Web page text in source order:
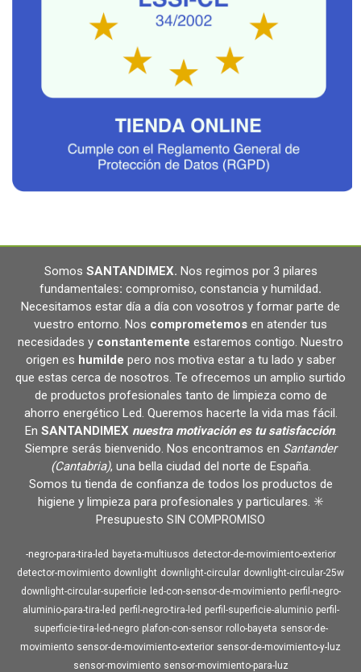
Somos SANTANDIMEX. Nos regimos por 3 pilares
fundamentales: compromiso, constancia y humildad.
Necesitamos estar día a día con vosotros y formar parte de
vuestro entorno. Nos comprometemos en atender tus
necesidades y constantemente estaremos contigo. Nuestro
origen es humilde pero nos motiva estar a tu lado y saber
que estas cerca de nosotros. Te ofrecemos un amplio surtido
de productos profesionales tanto de limpieza como de
ahorro energético Led. Queremos hacerte la vida mas fácil.
En SANTANDIMEX nuestra motivación es tu satisfacción.
Siempre serás bienvenido. Nos encontramos en Santander
(Cantabria), una bella ciudad del norte de España.
Somos tu tienda de confianza de todos los productos de
higiene y limpieza para profesionales y particulares. ✳️
Presupuesto SIN COMPROMISO
-negro-para-tira-led bayeta-multiusos detector-de-movimiento-exterior
detector-movimiento downlight downlight-circular downlight-circular-25w
downlight-circular-superficie
led-con-sensor-de-movimiento perfil-negro-
aluminio-para-tira-led perfil-negro-tira-led perfil-superficie-aluminio perfil-
superficie-tira-led-negro plafon-con-sensor rollo-bayeta sensor-de-
movimiento sensor-de-movimiento-exterior sensor-de-movimiento-y-luz
sensor-movimiento sensor-movimiento-para-luz